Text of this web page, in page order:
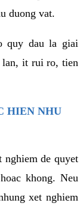
duong vat.
quy dau la giai
it rui ro, tien
HIEN NHU
nghiem de quyet
khong. Neu
xet nghiem